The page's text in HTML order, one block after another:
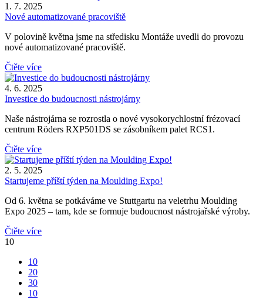
1. 7. 2025
Nové automatizované pracoviště
V polovině května jsme na středisku Montáže uvedli do provozu
nové automatizované pracoviště.
Čtěte více
4. 6. 2025
Investice do budoucnosti nástrojárny
Naše nástrojárna se rozrostla o nové vysokorychlostní frézovací
centrum Röders RXP501DS se zásobníkem palet RCS1.
Čtěte více
2. 5. 2025
Startujeme příští týden na Moulding Expo!
Od 6. května se potkáváme ve Stuttgartu na veletrhu Moulding
Expo 2025 – tam, kde se formuje budoucnost nástrojařské výroby.
Čtěte více
10
10
20
30
10